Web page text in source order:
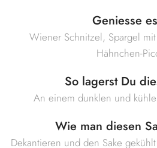
Geniesse
Wiener Schnitzel, Spargel
Hähnchen-
So lagerst Du
An einem dunklen und
Wie man diesen
Dekantieren und den Sake